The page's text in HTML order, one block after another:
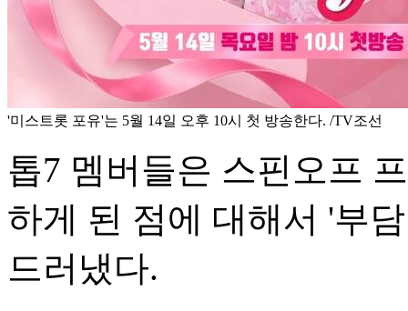
'미스트롯 포유'는 5월 14일 오후 10시 첫 방송한다. /TV조선
톱7 멤버들은 스핀오프
하게 된 점에 대해서 '부
드러냈다.